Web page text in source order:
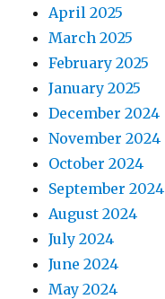
April 2025
March 2025
February 2025
January 2025
December 2024
November 2024
October 2024
September 2024
August 2024
July 2024
June 2024
May 2024